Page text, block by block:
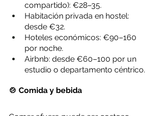
compartido): €28–35.
Habitación privada en hostel:
desde €32.
Hoteles económicos: €90–160
por noche.
Airbnb: desde €60–100 por un
estudio o departamento céntrico.
🍲 Comida y bebida